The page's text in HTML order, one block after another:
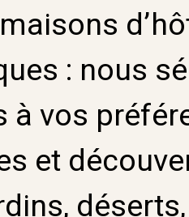
: nous
à vos
et